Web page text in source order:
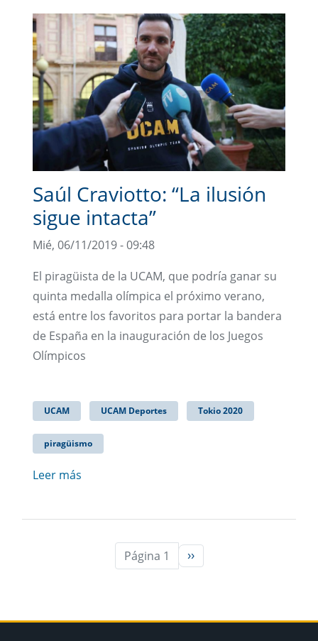
Saúl Craviotto: “La ilusión
sigue intacta”
Mié, 06/11/2019 - 09:48
El piragüista de la UCAM, que podría ganar su
quinta medalla olímpica el próximo verano,
está entre los favoritos para portar la bandera
de España en la inauguración de los Juegos
Olímpicos
UCAM UCAM Deportes Tokio 2020
piragüismo
Leer más
Página 1 Siguiente página
››